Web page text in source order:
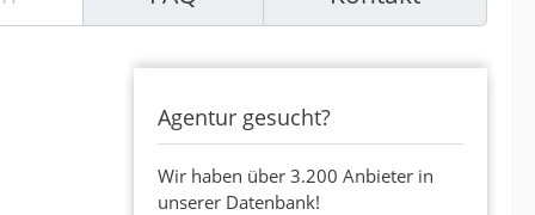
Agentur gesucht?
Wir haben über 3.200 Anbieter in
unserer Datenbank!